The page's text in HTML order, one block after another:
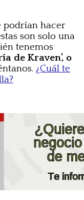
podrían hacer
son solo una
tenemos
de Kraven’, o
¿Cuál te